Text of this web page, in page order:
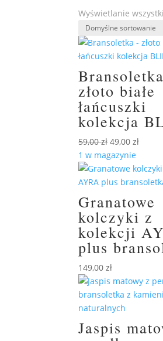
Wyświetlanie
złoto białe
łańcuszki
kolekcja
59,00złPierwotna
cena
wynosiła:
59,00 zł.
49,00zł
49,00
1 w magazynie
Granatowe
kolczyki z
kolekcji
plus
149,00zł
Jaspis